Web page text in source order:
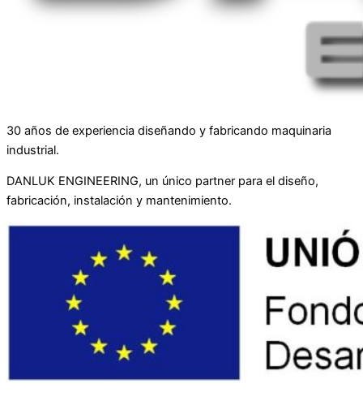
30 años de experiencia diseñando y fabricando maquinaria
industrial.
DANLUK ENGINEERING, un único partner para el diseño,
fabricación, instalación y mantenimiento.